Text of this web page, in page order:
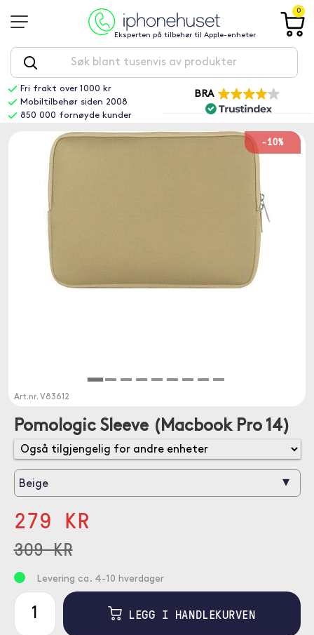
Eksperten på tilbehør til Apple-enheter
0
Fri frakt over 1000 kr
Mobiltilbehør siden 2008
850 000 fornøyde kunder
BRA
-10%
Art.nr. V83612
Pomologic Sleeve (Macbook Pro 14)
Beige ▾
279 KR
309 KR
Levering ca. 4-10 hverdager
LEGG I HANDLEKURVEN